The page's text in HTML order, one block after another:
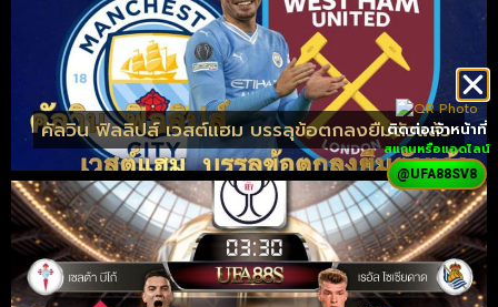
คัลวิน ฟิลลิปส์ เวสต์แฮม บรรลุข้อตกลงยืมตัวแล้ว
ติดต่อเจ้าหน้าที่
สแกนหรือแอดไลน์
@UFA88SV8